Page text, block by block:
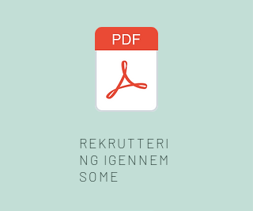
REKRUTTERI
NG IGENNEM
SOME